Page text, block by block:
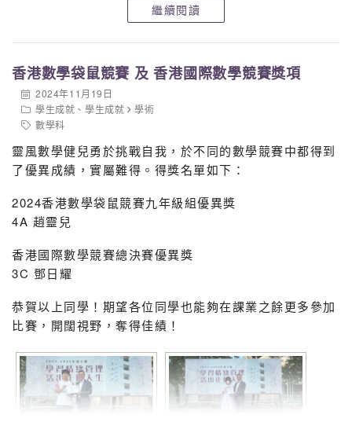
繼續閱讀
香港數學袋鼠競賽 及 香港國際數學競賽獎項
2024年11月19日
學生成就 、學生成就
學術
數學科
靈風數學健兒勇於挑戰自我，於不同的數學競賽中都得到
了優異成績，實屬難得。得獎名單如下：
2024香港數學袋鼠競賽九年級組優異獎
4A 趙靈兒
香港國際數學競賽總決賽優異獎
3C 鄧日耀
恭賀以上同學！期望各位同學也能夠在課業之餘更多參加
比賽，開闊視野，奪得佳績！